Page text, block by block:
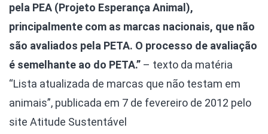
pela PEA (Projeto Esperança Animal),
principalmente com as marcas nacionais, que não
são avaliados pela PETA. O processo de avaliação
é semelhante ao do PETA.” – texto da matéria
“Lista atualizada de marcas que não testam em
animais”, publicada em 7 de fevereiro de 2012 pelo
site Atitude Sustentável